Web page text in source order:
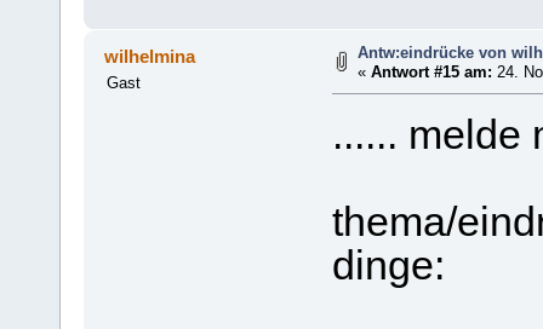
wilhelmina
Gast
Antw:eindrücke von
«Antwort #15 am: 24.
...... melde
thema/
dinge: